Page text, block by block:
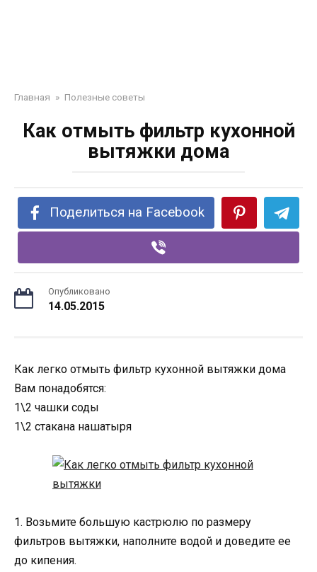
Главная » Полезные советы
Как отмыть фильтр кухонной
вытяжки дома
Поделиться на Facebook
Опубликовано
14.05.2015
Как легко отмыть фильтр кухонной вытяжки дома
Вам понадобятся:
1\2 чашки соды
1\2 стакана нашатыря
1. Возьмите большую кастрюлю по размеру
фильтров вытяжки, наполните водой и доведите ее
до кипения.